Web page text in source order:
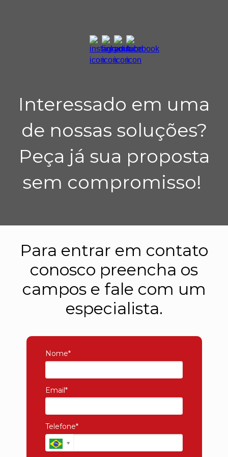
Interessado em uma
de nossas soluções?
Peça já sua proposta
sem compromisso!
Para entrar em contato
conosco preencha os
campos e fale com um
especialista.
Nome*
Email*
Telefone*